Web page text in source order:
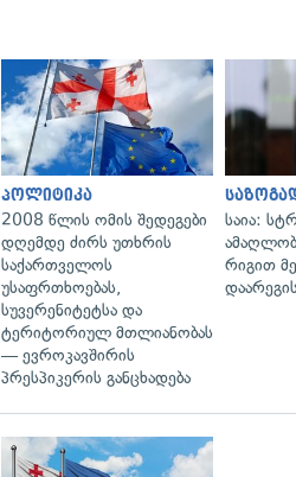
პოლიტიკა
2008 წლის ომის შედეგები
დღემდე ძირს უთხრის
საქართველოს
უსაფრთხოებას,
სუვერენიტეტსა და
ტერიტორიულ მთლიანობას
— ევროკავშირის
პრესპიკერის განცხადება
საია:
რიგით